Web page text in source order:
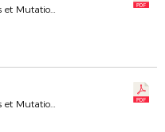
Commission Régionale des Règlements et Mutations
Commission Régionale des Règlements et Mutations